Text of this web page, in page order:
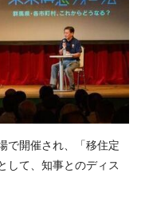
で開催され、「移住定
して、知事とのディス